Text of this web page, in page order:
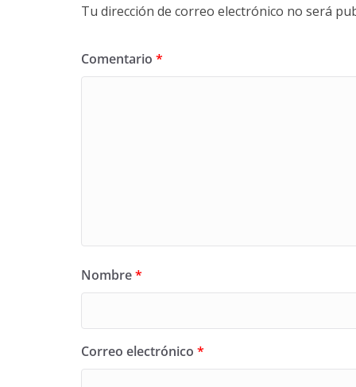
Tu dirección de correo electrónico no será
Comentario *
Nombre*
Correo electrónico *